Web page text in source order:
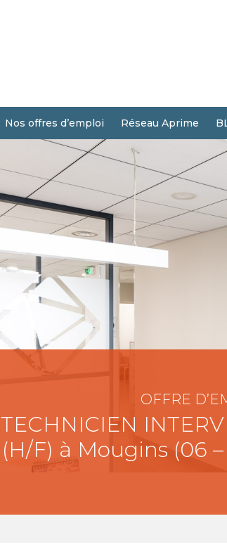
Nos offres d’emploi Réseau Aprime
OFFRE
TECHNICIEN
(H/F) à Mougins (06